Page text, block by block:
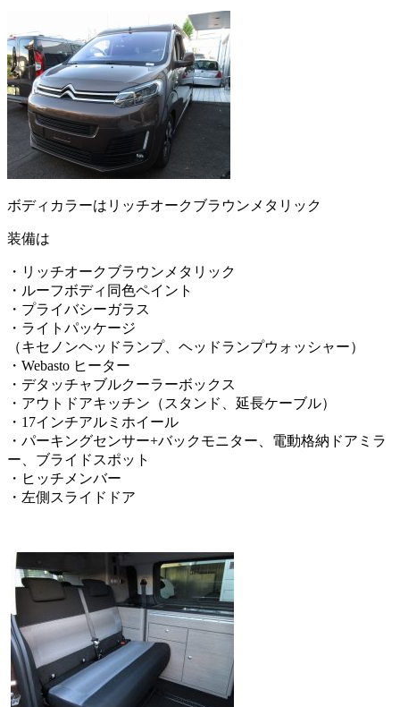
ボディカラーはリッチオークブラウンメタリック
装備は
・リッチオークブラウンメタリック
・ルーフボディ同色ペイント
・プライバシーガラス
・ライトパッケージ
（キセノンヘッドランプ、ヘッドランプウォッシャー）
・Webasto ヒーター
・デタッチャブルクーラーボックス
・アウトドアキッチン（スタンド、延長ケーブル）
・17インチアルミホイール
・パーキングセンサー+バックモニター、電動格納ドアミラ
ー、ブライドスポット
・ヒッチメンバー
・左側スライドドア